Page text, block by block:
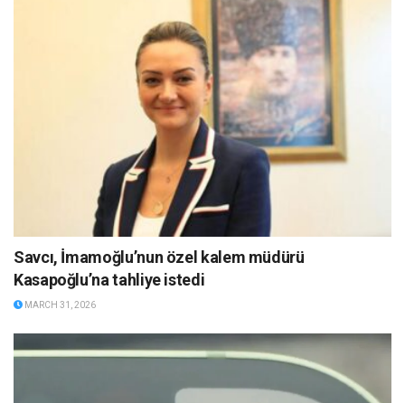
Savcı, İmamoğlu’nun özel kalem müdürü
Kasapoğlu’na tahliye istedi
MARCH 31, 2026